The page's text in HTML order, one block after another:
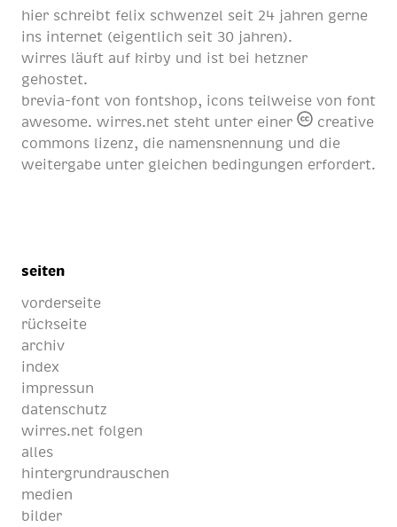
hier schreibt felix schwenzel seit 24 jahren gerne
ins internet (eigentlich seit 30 jahren).
wirres läuft auf kirby und ist bei hetzner
gehostet.
brevia-font von fontshop, icons teilweise von font
awesome. wirres.net steht unter einer
creative
commons lizenz, die namensnennung und die
weitergabe unter gleichen bedingungen erfordert.
seiten
vorderseite
rückseite
archiv
index
impressun
datenschutz
wirres.net folgen
alles
hintergrundrauschen
medien
bilder